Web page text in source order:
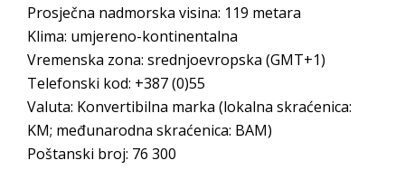
Obavještenje za preduzetnika - Vera Ujić
Prosječna nadmorska visina: 119 metara
Klima: umjereno-kontinentalna
Vremenska zona: srednjoevropska (GMT+1)
Telefonski kod: +387 (0)55
Valuta: Konvertibilna marka (lokalna skraćenica:
KM; međunarodna skraćenica: BAM)
Poštanski broj: 76 300